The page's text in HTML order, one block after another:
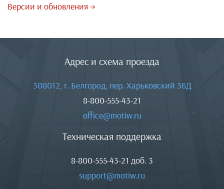
Версии и обновления →
Адрес и схема проезда
308012, г. Белгород, пер. Харьковский 36Д
8-800-555-43-21
office@motiw.ru
Техническая поддержка
8-800-555-43-21 доб. 3
support@motiw.ru